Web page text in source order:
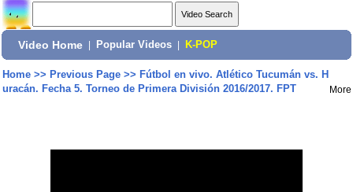
Video Home Popular Videos K-POP
Home>> Previous Page>> Fútbol en vivo. Atlético Tucumán vs. H
uracán. Fecha 5. Torneo de Primera División 2016/2017. FPT
More